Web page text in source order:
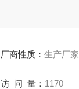
厂商性质： 生产厂家
访 问 量： 1170